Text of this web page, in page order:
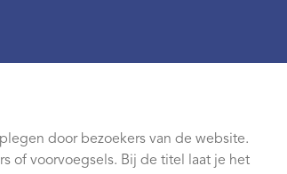
door bezoekers van de website.
of voorvoegsels. Bij de titel laat je het